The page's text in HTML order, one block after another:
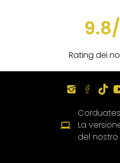
Rating dei
La
del